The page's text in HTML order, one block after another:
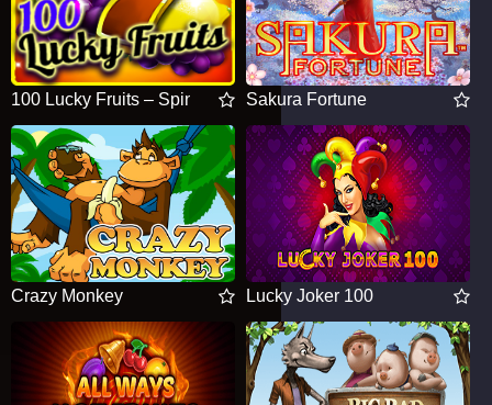
100 Lucky Fruits – Spin’O’WheelSakura Fortune
Crazy Monkey Lucky Joker 100